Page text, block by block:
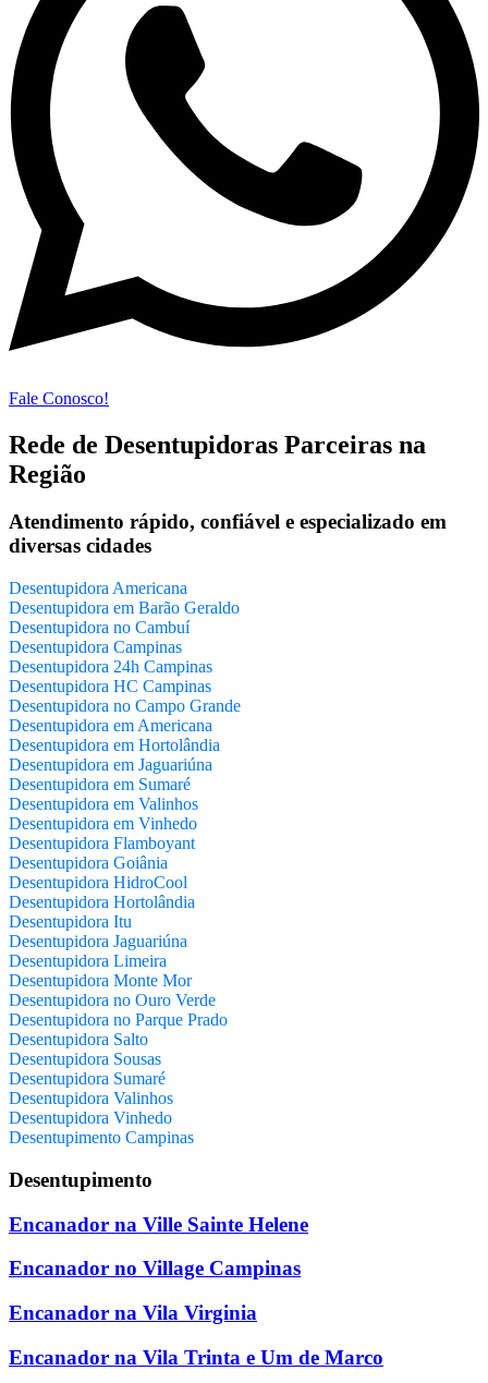
Fale Conosco!
Rede de Desentupidoras Parceiras na
Região
Atendimento rápido, confiável e especializado em
diversas cidades
Desentupidora Americana
Desentupidora em Barão Geraldo
Desentupidora no Cambuí
Desentupidora Campinas
Desentupidora 24h Campinas
Desentupidora HC Campinas
Desentupidora no Campo Grande
Desentupidora em Americana
Desentupidora em Hortolândia
Desentupidora em Jaguariúna
Desentupidora em Sumaré
Desentupidora em Valinhos
Desentupidora em Vinhedo
Desentupidora Flamboyant
Desentupidora Goiânia
Desentupidora HidroCool
Desentupidora Hortolândia
Desentupidora Itu
Desentupidora Jaguariúna
Desentupidora Limeira
Desentupidora Monte Mor
Desentupidora no Ouro Verde
Desentupidora no Parque Prado
Desentupidora Salto
Desentupidora Sousas
Desentupidora Sumaré
Desentupidora Valinhos
Desentupidora Vinhedo
Desentupimento Campinas
Desentupimento
Encanador na Ville Sainte Helene
Encanador no Village Campinas
Encanador na Vila Virginia
Encanador na Vila Trinta e Um de Marco